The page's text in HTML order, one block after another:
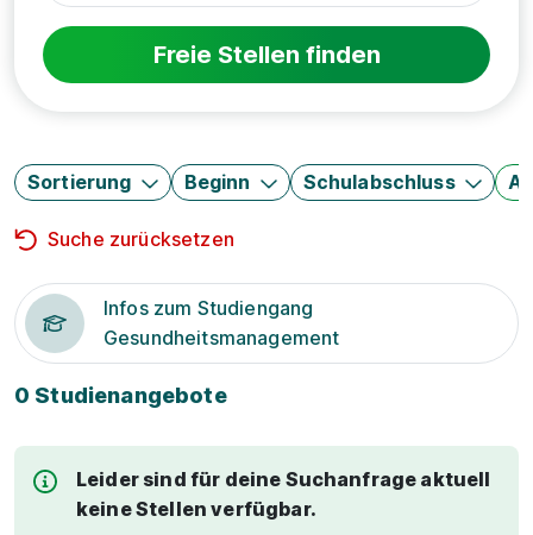
Freie Stellen finden
Sortierung Beginn Schulabschluss
Suche zurücksetzen
Infos zum Studiengang
Gesundheitsmanagement
0 Studienangebote
Leider sind für deine Suchanfrage aktuell
keine Stellen verfügbar.